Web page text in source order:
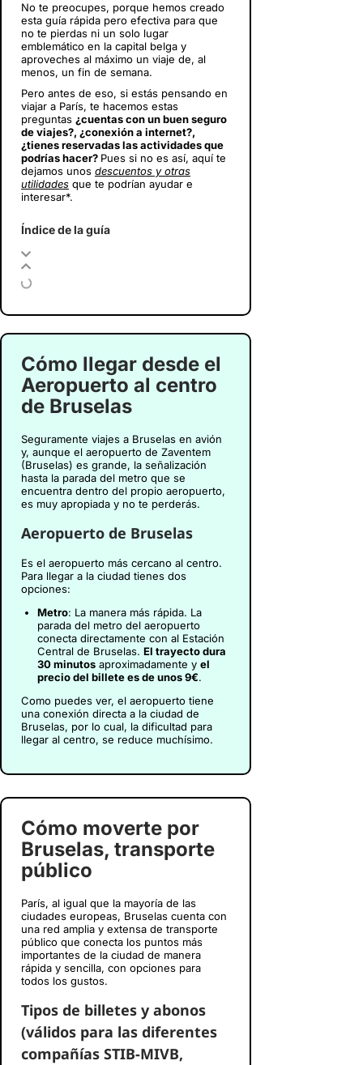
No te preocupes, porque hemos creado
esta guía rápida pero efectiva para que
no te pierdas ni un solo lugar
emblemático en la capital belga y
aproveches al máximo un viaje de, al
menos, un fin de semana.
Pero antes de eso, si estás pensando en
viajar a París, te hacemos estas
preguntas ¿cuentas con un buen seguro
de viajes?, ¿conexión a internet?,
¿tienes reservadas las actividades que
podrías hacer? Pues si no es así, aquí te
dejamos unos descuentos y otras
utilidades que te podrían ayudar e
interesar*.
Índice de la guía
Cómo llegar desde el
Aeropuerto al centro
de Bruselas
Seguramente viajes a Bruselas en avión
y, aunque el aeropuerto de Zaventem
(Bruselas) es grande, la señalización
hasta la parada del metro que se
encuentra dentro del propio aeropuerto,
es muy apropiada y no te perderás.
Aeropuerto de Bruselas
Es el aeropuerto más cercano al centro.
Para llegar a la ciudad tienes dos
opciones:
Metro: La manera más rápida. La
parada del metro del aeropuerto
conecta directamente con al Estación
Central de Bruselas. El trayecto dura
30 minutos aproximadamente y el
precio del billete es de unos 9€.
Como puedes ver, el aeropuerto tiene
una conexión directa a la ciudad de
Bruselas, por lo cual, la dificultad para
llegar al centro, se reduce muchísimo.
Cómo moverte por
Bruselas, transporte
público
París, al igual que la mayoría de las
ciudades europeas, Bruselas cuenta con
una red amplia y extensa de transporte
público que conecta los puntos más
importantes de la ciudad de manera
rápida y sencilla, con opciones para
todos los gustos.
Tipos de billetes y abonos
(válidos para las diferentes
compañías STIB-MIVB,